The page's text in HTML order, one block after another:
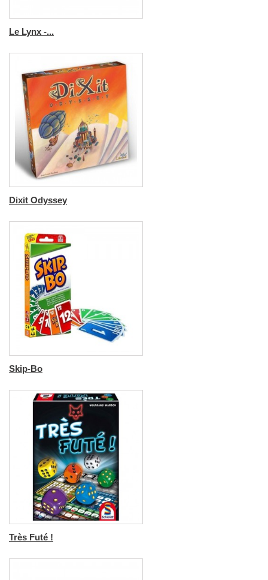
Le Lynx -...
Dixit Odyssey
Skip-Bo
Très Futé !